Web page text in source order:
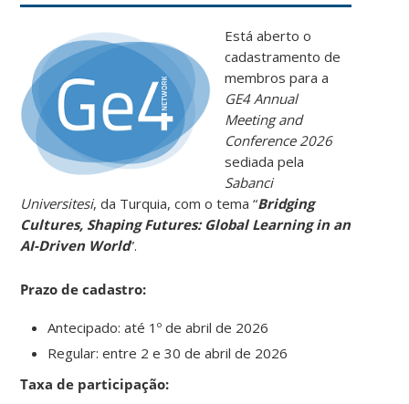
Está aberto o
cadastramento de
membros para a
GE4 Annual
Meeting and
Conference 2026
sediada pela
Sabanci
Universitesi, da Turquia, com o tema “Bridging
Cultures, Shaping Futures: Global Learning in an
AI-Driven World”.
Prazo de cadastro:
Antecipado: até 1º de abril de 2026
Regular: entre 2 e 30 de abril de 2026
Taxa de participação: